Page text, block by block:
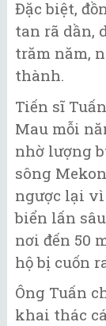
Đặc biệt,
tan rã dần,
trăm năm,
thành.
Tiến sĩ
Mau mỗi
nhờ lượng
sông
ngược lại
biển lấn
nơi đến 50
hộ bị cuốn
Ông Tuấn
khai thác